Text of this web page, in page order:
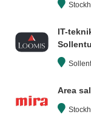
IT-
Area